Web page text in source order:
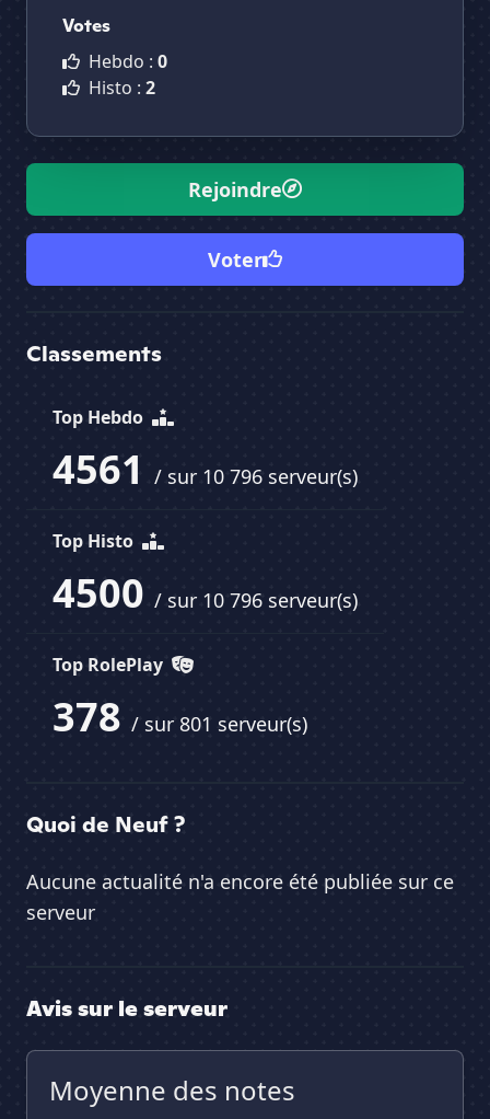
Votes
Hebdo : 0
Histo : 2
Rejoindre
Voter
Classements
Top Hebdo
4561 / sur 10 796 serveur(s)
Top Histo
4500 / sur 10 796 serveur(s)
Top RolePlay
378 / sur 801 serveur(s)
Quoi de Neuf ?
Aucune actualité n'a encore été publiée sur ce
serveur
Avis sur le serveur
Moyenne des notes